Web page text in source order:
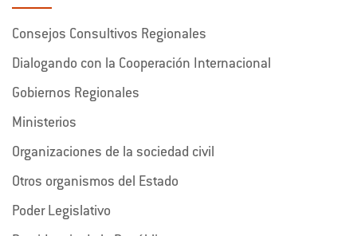
Consejos Consultivos Regionales
Dialogando con la Cooperación Internacional
Gobiernos Regionales
Ministerios
Organizaciones de la sociedad civil
Otros organismos del Estado
Poder Legislativo